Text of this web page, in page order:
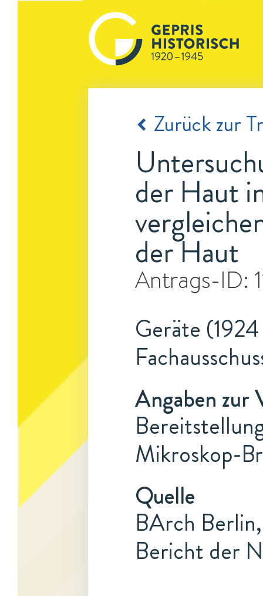
Zurück zur
der Haut
der Haut
Antrags-ID:
Geräte
Angaben zur
Mikroskop-
Quelle
BArch
Bericht der